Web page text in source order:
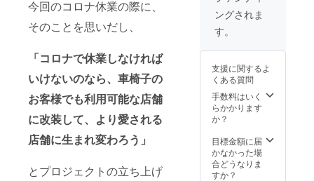
今回のコロナ休業の際に、
そのことを思いだし、
「コロナで休業しなければ
いけないのなら、車椅子の
お客様でも利用可能な店舗
に改装して、より愛される
店舗に生まれ変わろう」
とプロジェクトの立ち上げ
ングされま
す。
支援に関するよ
くある質問
手数料はいく
らかかります
か？
目標金額に届
かなかった場
合どうなりま
すか？